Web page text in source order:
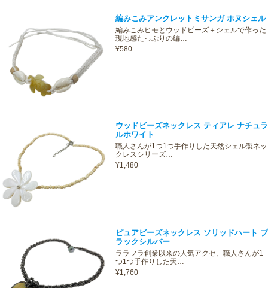
編みこみアンクレットミサンガ ホヌシェル
編みこみヒモとウッドビーズ＋シェルで作った
現地感たっぷりの編…
¥580
ウッドビーズネックレス ティアレ ナチュラ
ルホワイト
職人さんが1つ1つ手作りした天然シェル製ネッ
クレスシリーズ…
¥1,480
ピュアビーズネックレス ソリッドハート ブ
ラックシルバー
ララフラ創業以来の人気アクセ、職人さんが1
つ1つ手作りした天…
¥1,760